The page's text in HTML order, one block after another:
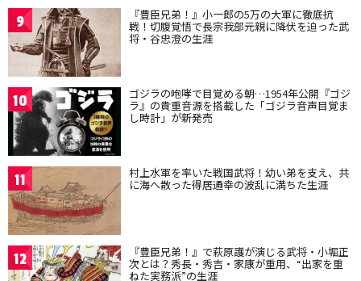
9 『豊臣兄弟！』小一郎の5万の大軍に徹底抗
戦！切腹覚悟で長宗我部元親に降伏を迫った武
将・谷忠澄の生涯
10 ゴジラの咆哮で目覚める朝…1954年公開『ゴジ
ラ』の貴重音源を搭載した「ゴジラ音声目覚ま
し時計」が新発売
11 村上水軍を率いた戦国武将！幼い弟を支え、共
に海へ散った得居通幸の波乱に満ちた生涯
12 『豊臣兄弟！』で萩原護が演じる武将・小堀正
次とは？秀長・秀吉・家康が重用、“出家を重
ねた実務派”の生涯